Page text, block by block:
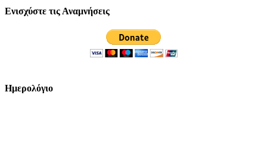
Ενισχύστε τις Αναμνήσεις
Ημερολόγιο